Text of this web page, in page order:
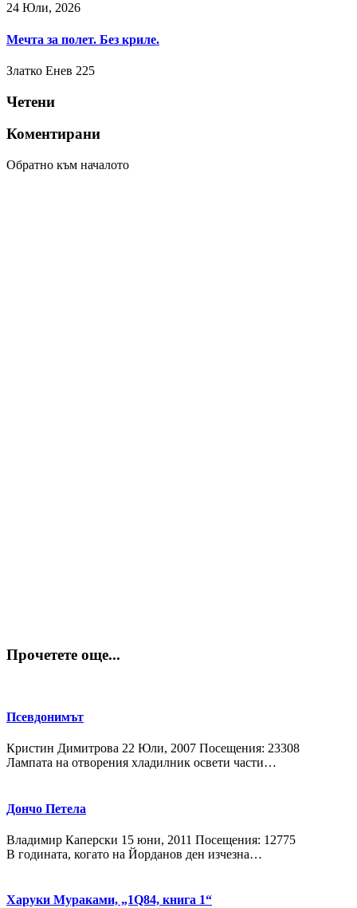
24 Юли, 2026
Мечта за полет. Без криле.
Златко Енев 225
Четени
Коментирани
Обратно към началото
Прочетете още...
Псевдонимът
Кристин Димитрова 22 Юли, 2007 Посещения: 23308
Лампата на отворения хладилник освети части…
Дончо Петела
Владимир Каперски 15 юни, 2011 Посещения: 12775
В годината, когато на Йорданов ден изчезна…
Харуки Мураками, „1Q84, книга 1“